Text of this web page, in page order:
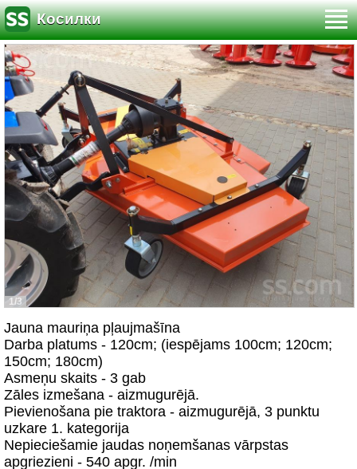
Косилки
1/3
Jauna mauriņa pļaujmašīna
Darba platums - 120cm; (iespējams 100cm; 120cm;
150cm; 180cm)
Asmeņu skaits - 3 gab
Zāles izmešana - aizmugurējā.
Pievienošana pie traktora - aizmugurējā, 3 punktu
uzkare 1. kategorija
Nepieciešamie jaudas noņemšanas vārpstas
apgriezieni - 540 apgr. /min